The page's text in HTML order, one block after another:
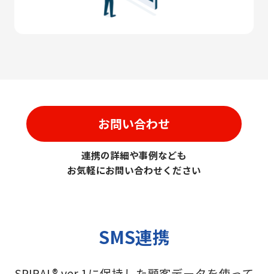
お問い合わせ
連携の詳細や事例なども
お気軽にお問い合わせください
SMS連携